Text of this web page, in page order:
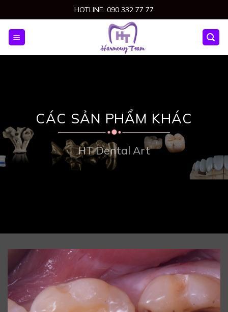
to
content
HOTLINE: 090 332 77 77
CÁC SẢN PHẨM KHÁC
HT Dental Art